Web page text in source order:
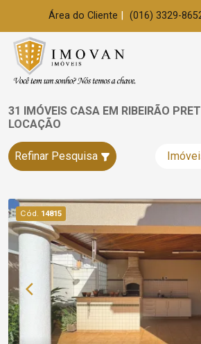
Área do Cliente (016) 3329-
31 IMÓVEIS CASA EM RIBEIRÃO
LOCAÇÃO
Refinar Pesquisa
Cód. 14815